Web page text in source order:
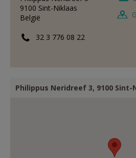
AANMELDEN OF
9100 Sint-Niklaas
België
32 3 776 08 22
Philippus Neridreef 3, 9100 Sint-